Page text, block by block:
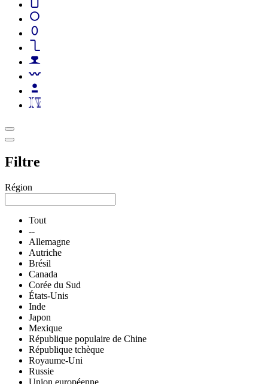
Filtre
Région
Tout
--
Allemagne
Autriche
Brésil
Canada
Corée du Sud
États-Unis
Inde
Japon
Mexique
République populaire de Chine
République tchèque
Royaume-Uni
Russie
Union européenne